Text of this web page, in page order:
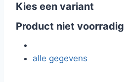
Kies een variant
Product niet voorradig
alle gegevens